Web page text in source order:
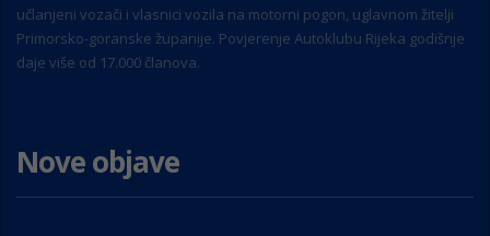
učlanjeni vozači i vlasnici vozila na motorni pogon, uglavnom žitelji
Primorsko-goranske županije. Povjerenje Autoklubu Rijeka godišnje
daje više od 17.000 članova.
Nove objave